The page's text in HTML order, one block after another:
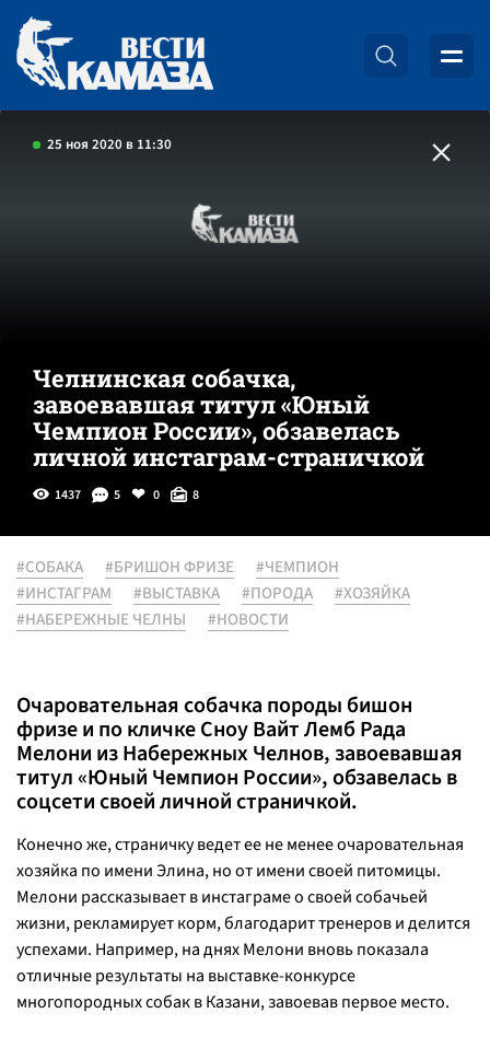
25 ноя 2020 в 11:30
Челнинская собачка,
завоевавшая титул «Юный
Чемпион России», обзавелась
личной инстаграм-страничкой
1437 5 0 8
#СОБАКА #БРИШОН ФРИЗЕ
#ЧЕМПИОН
#ИНСТАГРАМ
#ВЫСТАВКА #ПОРОДА
#ХОЗЯЙКА
#НАБЕРЕЖНЫЕ ЧЕЛНЫ
#НОВОСТИ
Очаровательная собачка породы бишон
фризе и по кличке Сноу Вайт Лемб Рада
Мелони из Набережных Челнов, завоевавшая
титул «Юный Чемпион России», обзавелась в
соцсети своей личной страничкой.
Конечно же, страничку ведет ее не менее очаровательная
хозяйка по имени Элина, но от имени своей питомицы.
Мелони рассказывает в инстаграме о своей собачьей
жизни, рекламирует корм, благодарит тренеров и делится
успехами. Например, на днях Мелони вновь показала
отличные результаты на выставке-конкурсе
многопородных собак в Казани, завоевав первое место.